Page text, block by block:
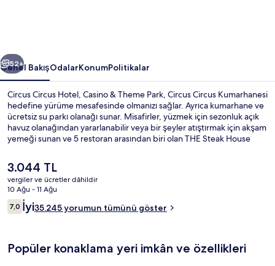
fotoğraf
galerisi
Sonraki
52+
Genel BakışOdalarKonumPolitikalar
Circus Circus Hotel, Casino & Theme Park, Circus Circus Kumarhanesi
hedefine yürüme mesafesinde olmanızı sağlar. Ayrıca kumarhane ve
ücretsiz su parkı olanağı sunar. Misafirler, yüzmek için sezonluk açık
havuz olanağından yararlanabilir veya bir şeyler atıştırmak için akşam
yemeği sunan ve 5 restoran arasından biri olan THE Steak House
ve spor salonu diğer öne çıkan özellikler arasındadır. Misafirler
ailelere yönelik özellikler ve çevre gezisi ile ilgili harika yorumlarda
bulunuyor. Konaklama yeri toplu taşımaya yakındır, Las Vegas Hilton
Monorail İstasyonu 14 dakikalık yürüme mesafesindedir.
Şu
anki
fiyat
3.044 TL
3.044 TL
vergiler ve ücretler dâhildir
10 Ağu - 11 Ağu
Yorumlar
7,07,0/10
İyi35.245 yorumun tümünü göster
Popüler konaklama yeri imkân ve özellikleri